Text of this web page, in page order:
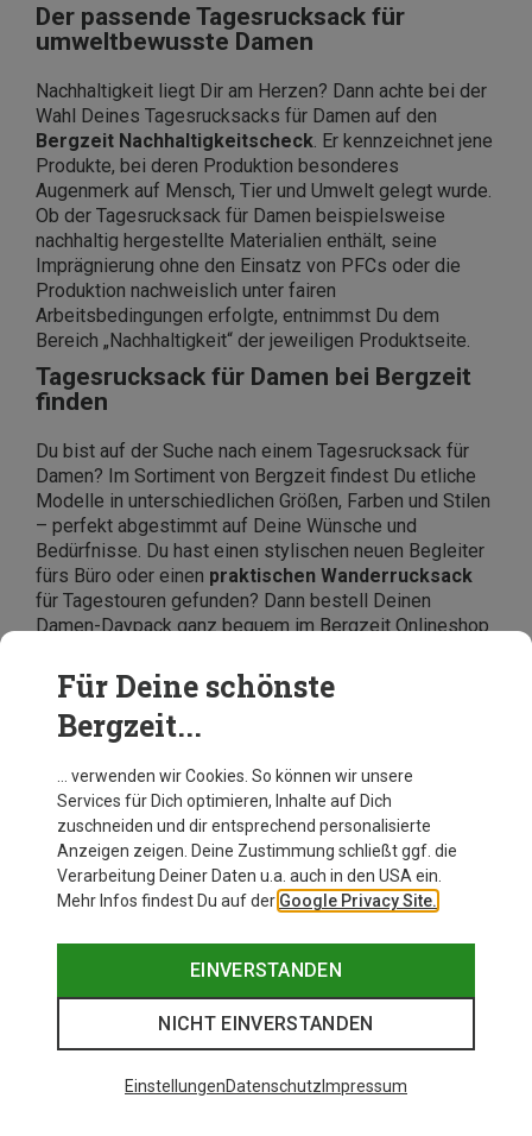
Der passende Tagesrucksack für
umweltbewusste Damen
Nachhaltigkeit liegt Dir am Herzen? Dann achte bei der
Wahl Deines Tagesrucksacks für Damen auf den
Bergzeit Nachhaltigkeitscheck. Er kennzeichnet jene
Produkte, bei deren Produktion besonderes
Augenmerk auf Mensch, Tier und Umwelt gelegt wurde.
Ob der Tagesrucksack für Damen beispielsweise
nachhaltig hergestellte Materialien enthält, seine
Imprägnierung ohne den Einsatz von PFCs oder die
Produktion nachweislich unter fairen
Arbeitsbedingungen erfolgte, entnimmst Du dem
Bereich „Nachhaltigkeit“ der jeweiligen Produktseite.
Tagesrucksack für Damen bei Bergzeit
finden
Du bist auf der Suche nach einem Tagesrucksack für
Damen? Im Sortiment von Bergzeit findest Du etliche
Modelle in unterschiedlichen Größen, Farben und Stilen
– perfekt abgestimmt auf Deine Wünsche und
Bedürfnisse. Du hast einen stylischen neuen Begleiter
fürs Büro oder einen praktischen Wanderrucksack
für Tagestouren gefunden? Dann bestell Deinen
Damen-Daypack ganz bequem im Bergzeit Onlineshop
und Wünschen rund um Rucksäcke für Frauen stehen
Dir unsere kompetenten Mitarbeiter unseres
Kundenservice telefonisch oder über das
Kontaktformular zur Verfügung.
Für Deine schönste
Bergzeit...
… verwenden wir Cookies. So können wir unsere
Services für Dich optimieren, Inhalte auf Dich
zuschneiden und dir entsprechend personalisierte
Anzeigen zeigen. Deine Zustimmung schließt ggf. die
Verarbeitung Deiner Daten u.a. auch in den USA ein.
Mehr Infos findest Du auf der Google Privacy Site.
EINVERSTANDEN
NICHT EINVERSTANDEN
EinstellungenDatenschutz Impressum